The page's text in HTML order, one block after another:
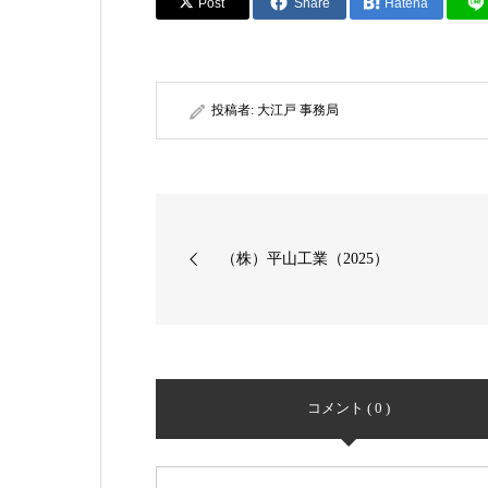
投稿者: 大江戸 事務局
（株）平山工業（2025）
コメント ( 0 )